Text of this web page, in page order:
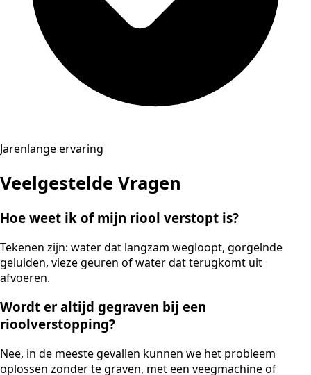
Jarenlange ervaring
Veelgestelde Vragen
Hoe weet ik of mijn riool verstopt is?
Tekenen zijn: water dat langzam wegloopt, gorgelnde
geluiden, vieze geuren of water dat terugkomt uit
afvoeren.
Wordt er altijd gegraven bij een
rioolverstopping?
Nee, in de meeste gevallen kunnen we het probleem
oplossen zonder te graven, met een veegmachine of